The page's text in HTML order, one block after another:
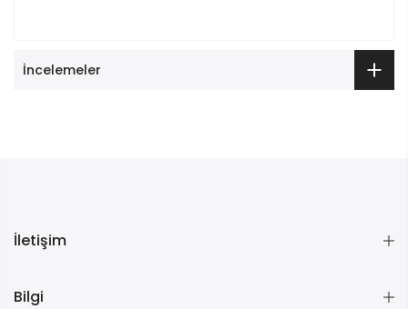
İncelemeler
İletişim
Bilgi